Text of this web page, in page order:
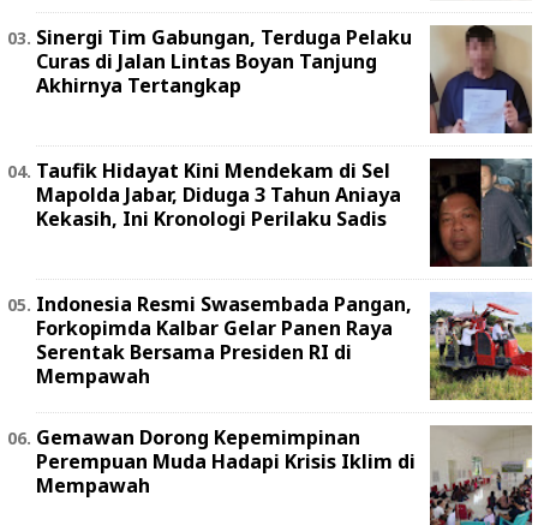
Sinergi Tim Gabungan, Terduga Pelaku
Curas di Jalan Lintas Boyan Tanjung
Akhirnya Tertangkap
Taufik Hidayat Kini Mendekam di Sel
Mapolda Jabar, Diduga 3 Tahun Aniaya
Kekasih, Ini Kronologi Perilaku Sadis
Indonesia Resmi Swasembada Pangan,
Forkopimda Kalbar Gelar Panen Raya
Serentak Bersama Presiden RI di
Mempawah
Gemawan Dorong Kepemimpinan
Perempuan Muda Hadapi Krisis Iklim di
Mempawah